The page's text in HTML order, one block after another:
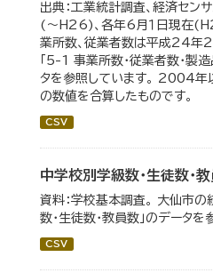
出典：工業統計調査、経済セン
(～H26)、各年6月１日現在
業所数、従業者数は平成24年2
「5-1 事業所数・従業者数・製
タを参照しています。 2004年
の数値を合算したものです。
CSV
中学校別学級数・生徒数・教
資料：学校基本調査。 大仙市
数・生徒数・教員数」のデータを
CSV